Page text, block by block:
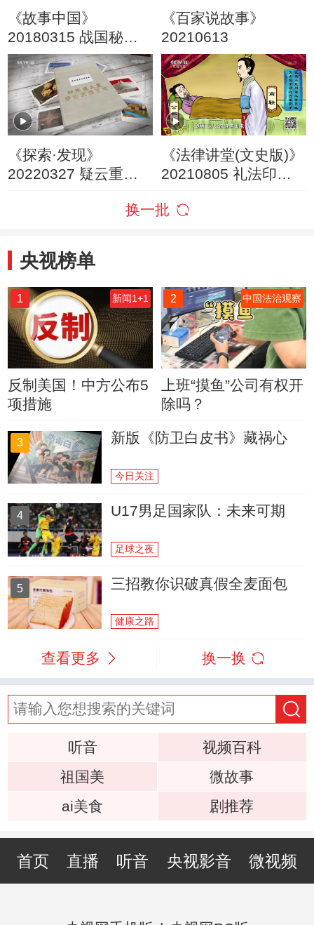
《故事中国》
20180315 战国秘史
鬼谷奇才
《百家说故事》
20210613
《探索·发现》
20220327 疑云重重
《法律讲堂(文史版)》
20210805 礼法印记
换一批
央视榜单
1 新闻1+1
反制美国！中方公布5
项措施
2 中国法治观察
上班“摸鱼”公司有权开
除吗？
3 新版《防卫白皮书》藏祸心
今日关注
4 U17男足国家队：未来可期
足球之夜
5 三招教你识破真假全麦面包
健康之路
查看更多 换一换
听音
视频百科
祖国美
微故事
ai美食
剧推荐
首页 直播 听音 央视影音 微视频